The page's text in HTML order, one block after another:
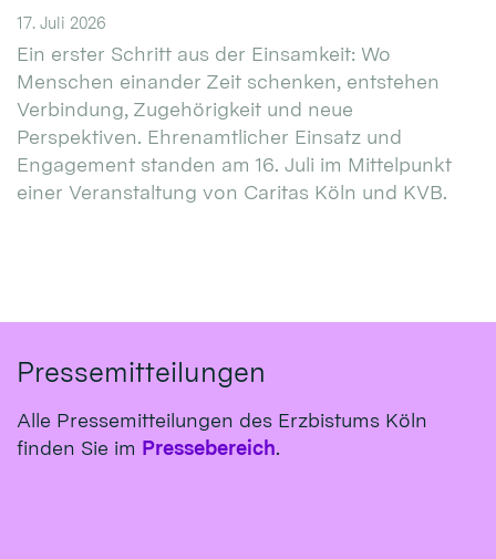
17. Juli 2026
Ein erster Schritt aus der Einsamkeit: Wo
Menschen einander Zeit schenken, entstehen
Verbindung, Zugehörigkeit und neue
Perspektiven. Ehrenamtlicher Einsatz und
Engagement standen am 16. Juli im Mittelpunkt
einer Veranstaltung von Caritas Köln und KVB.
Pressemitteilungen
Alle Pressemitteilungen des Erzbistums Köln
finden Sie im Pressebereich.